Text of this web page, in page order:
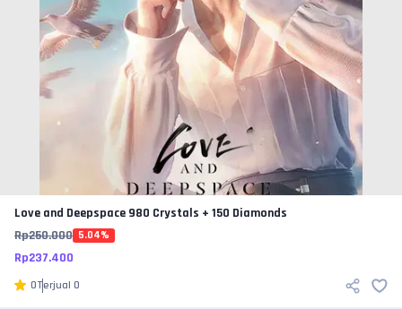
Love and Deepspace 980 Crystals + 150 Diamonds
Rp250.000 5.04%
Rp237.400
0Terjual 0